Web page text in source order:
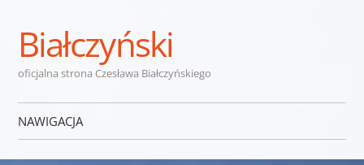
Białczyński
oficjalna strona Czesława Białczyńskiego
NAWIGACJA